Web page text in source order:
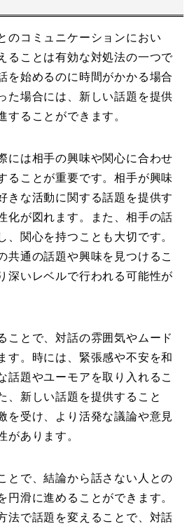
のコミュニケーションにおい
ることは有効な対処法の一つで
を始めるのに時間がかかる場合
た場合には、新しい話題を提供
することができます。
には相手の興味や関心に合わせ
ることが重要です。相手が興味
きな活動に関する話題を提供す
化が図れます。また、相手の話
、関心を持つことも大切です。
共通の話題や興味を見つけるこ
深いレベルで行われる可能性が
ことで、対話の雰囲気やムード
す。時には、緊張感や不安を和
話題やユーモアを取り入れるこ
、新しい話題を提供すること
を受け、より活発な議論や意見
があります。
とで、結論から話さない人との
円滑に進めることができます。
法で話題を変えることで、対話